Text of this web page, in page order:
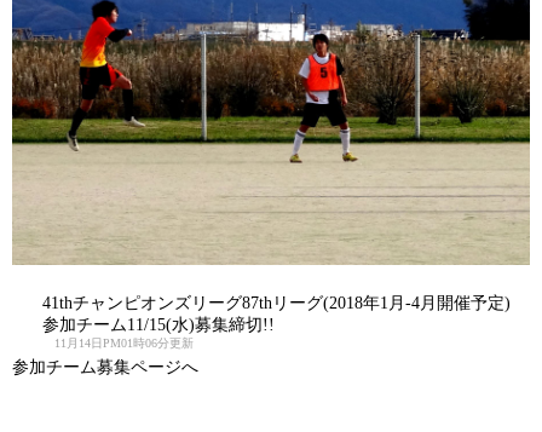
41thチャンピオンズリーグ87thリーグ(2018年1月-4月開催予定)
参加チーム11/15(水)募集締切!!
11月14日PM01時06分更新
参加チーム募集ページへ